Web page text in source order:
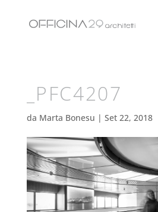
_PFC4207
da Marta Bonesu | Set 22, 2018